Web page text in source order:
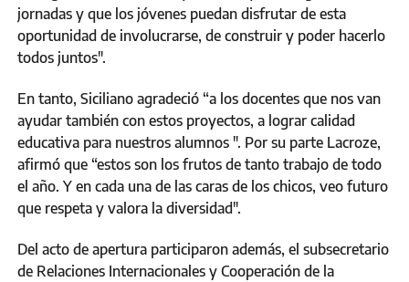
jornadas y que los jóvenes puedan disfrutar de esta
oportunidad de involucrarse, de construir y poder hacerlo
todos juntos".
En tanto, Siciliano agradeció “a los docentes que nos van
ayudar también con estos proyectos, a lograr calidad
educativa para nuestros alumnos ". Por su parte Lacroze,
afirmó que “estos son los frutos de tanto trabajo de todo
el año. Y en cada una de las caras de los chicos, veo futuro
que respeta y valora la diversidad".
Del acto de apertura participaron además, el subsecretario
de Relaciones Internacionales y Cooperación de la